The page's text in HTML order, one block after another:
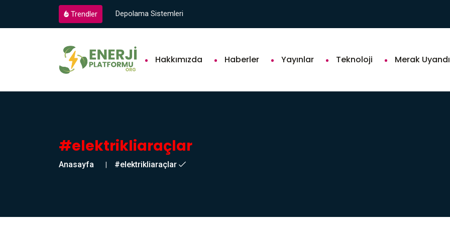
Trendler Depolama Sistemleri
Hakkımızda Haberler Yayınlar Teknoloji Merak
#elektrikliaraçlar
Anasayfa #elektrikliaraçlar